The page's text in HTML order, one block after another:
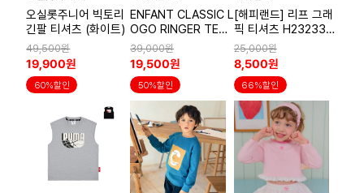
오실롯주니어 빅토리
긴팔 티셔츠 (화이트)
49,500원
19,900원
60%할인
ENFANT CLASSIC L
OGO RINGER TEE
NAVY
39,000원
19,500원
50%할인
[해피랜드] 리프 그래
픽 티셔츠 H232331
6
25,000원
8,500원
66%할인